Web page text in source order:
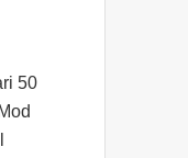
50